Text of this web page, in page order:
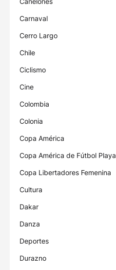
Carnaval
Cerro Largo
Chile
Ciclismo
Cine
Colombia
Colonia
Copa América
Copa América de Fútbol Playa
Copa Libertadores Femenina
Cultura
Dakar
Danza
Deportes
Durazno